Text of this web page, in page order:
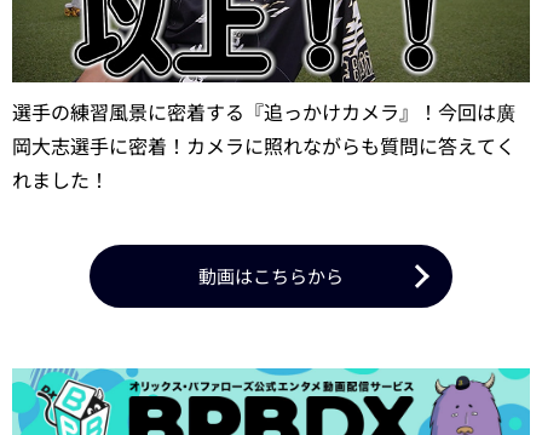
選手の練習風景に密着する『追っかけカメラ』！今回は廣
岡大志選手に密着！カメラに照れながらも質問に答えてく
れました！
動画はこちらから